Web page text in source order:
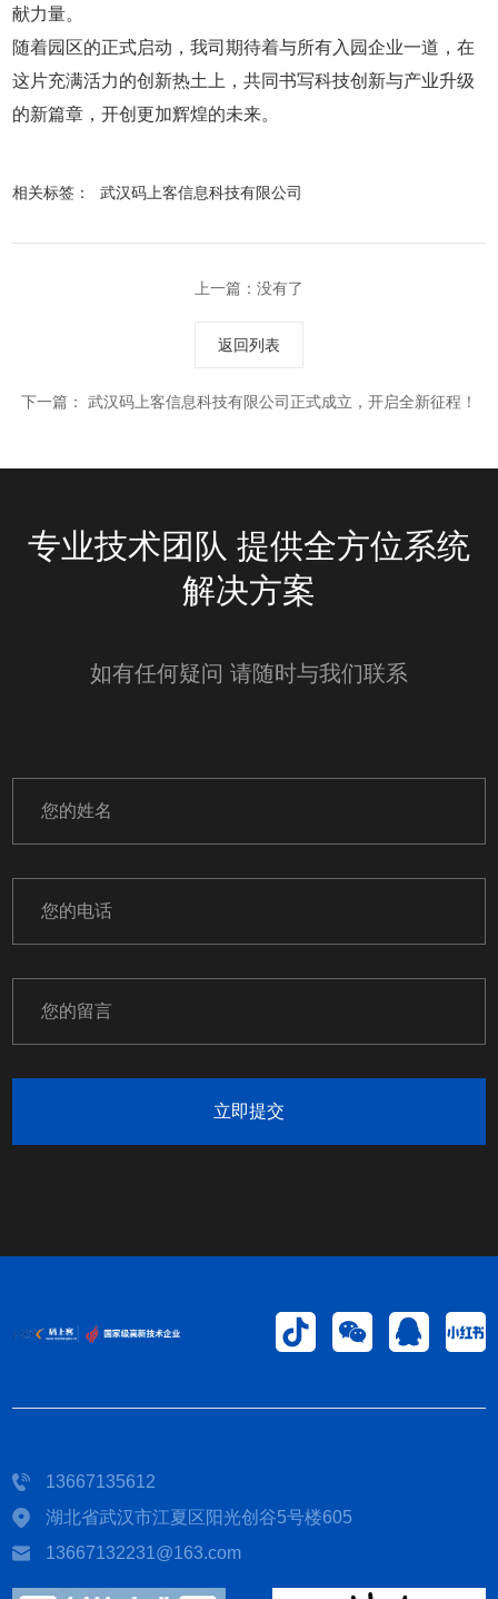
献力量。
随着园区的正式启动，我司期待着与所有入园企业一道，在
这片充满活力的创新热土上，共同书写科技创新与产业升级
的新篇章，开创更加辉煌的未来。
相关标签： 武汉码上客信息科技有限公司
上一篇：没有了
返回列表
下一篇： 武汉码上客信息科技有限公司正式成立，开启全新征程！
专业技术团队 提供全方位系统
解决方案
如有任何疑问 请随时与我们联系
立即提交
13667135612
湖北省武汉市江夏区阳光创谷5号楼605
13667132231@163.com